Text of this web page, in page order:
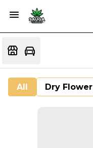
All Dry Flower